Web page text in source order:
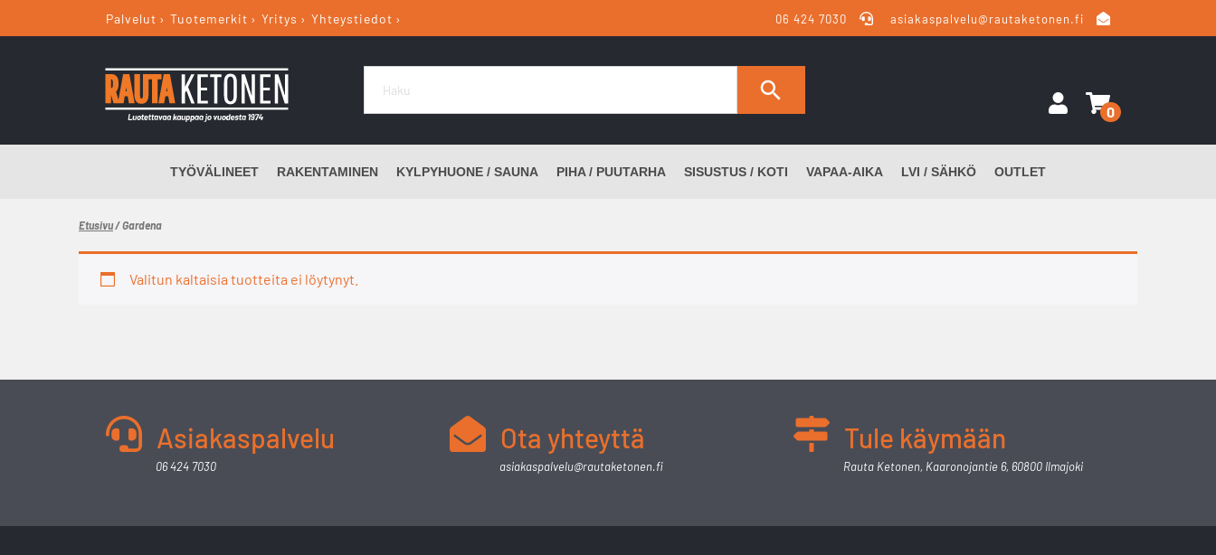
Palvelut Tuotemerkit Yritys Yhteystiedot 06 424 7030 asiakaspalvelu@rautaketonen.fi
0
TYÖVÄLINEET RAKENTAMINEN KYLPYHUONE / SAUNA PIHA / PUUTARHA SISUSTUS / KOTI VAPAA-AIKA LVI / SÄHKÖ OUTLET
Etusivu/ Gardena
Valitun kaltaisia tuotteita ei löytynyt.
Asiakaspalvelu
06 424 7030
Ota yhteyttä
asiakaspalvelu@rautaketonen.fi
Tule käymään
Rauta Ketonen, Kaaronojantie 6, 60800 Ilmajoki